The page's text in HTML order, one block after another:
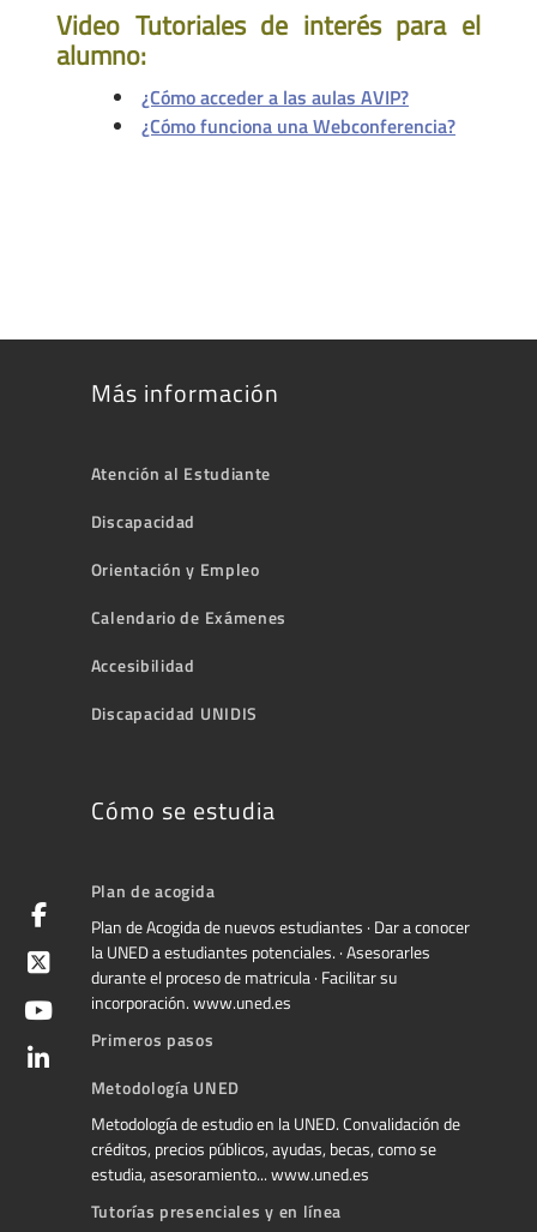
Video Tutoriales de interés para el
alumno:
¿Cómo acceder a las aulas AVIP?
¿Cómo funciona una Webconferencia?
Más información
Atención al Estudiante
Discapacidad
Orientación y Empleo
Calendario de Exámenes
Accesibilidad
Discapacidad UNIDIS
Cómo se estudia
Plan de acogida
Plan de Acogida de nuevos estudiantes · Dar a conocer
la UNED a estudiantes potenciales. · Asesorarles
durante el proceso de matricula · Facilitar su
incorporación. www.uned.es
Primeros pasos
Metodología UNED
Metodología de estudio en la UNED. Convalidación de
créditos, precios públicos, ayudas, becas, como se
estudia, asesoramiento... www.uned.es
Tutorías presenciales y en línea